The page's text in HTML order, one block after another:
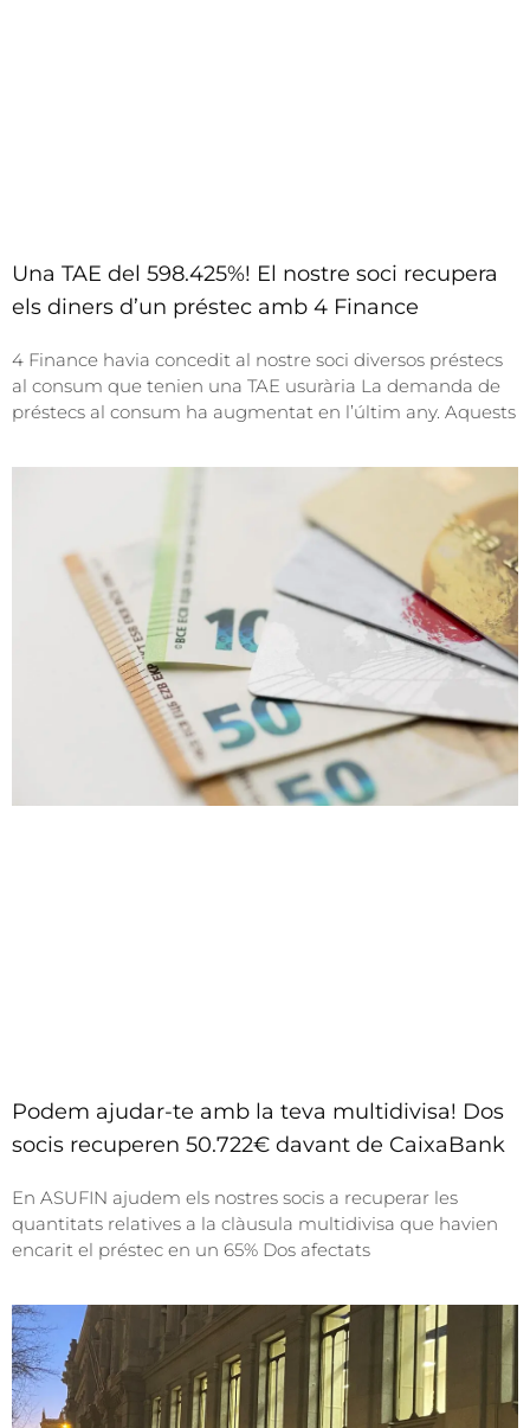
Una TAE del 598.425%! El nostre soci recupera
els diners d’un préstec amb 4 Finance
4 Finance havia concedit al nostre soci diversos préstecs
al consum que tenien una TAE usurària La demanda de
préstecs al consum ha augmentat en l’últim any. Aquests
Podem ajudar-te amb la teva multidivisa! Dos
socis recuperen 50.722€ davant de CaixaBank
En ASUFIN ajudem els nostres socis a recuperar les
quantitats relatives a la clàusula multidivisa que havien
encarit el préstec en un 65% Dos afectats